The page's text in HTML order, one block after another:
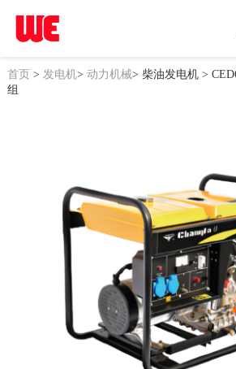
首页> 发电机> 动力机械> 柴油发电机>
组